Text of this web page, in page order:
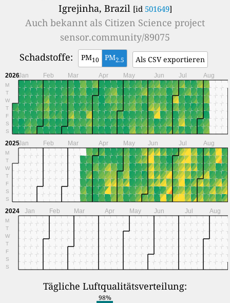
Igrejinha, Brazil [id 501649]
Auch bekannt als Citizen Science project
sensor.community/89075
Schadstoffe:
PM10 PM2.5 Als CSV exportieren
2026
M
T
W
T
F
S
S
Jan Feb Mar Apr May Jun Jul Aug
2025
M
T
W
T
F
S
S
Jan Feb Mar Apr May Jun Jul Aug
2024
M
T
W
T
F
S
S
Jan Feb Mar Apr May Jun Jul Aug
Tägliche Luftqualitätsverteilung:
98%